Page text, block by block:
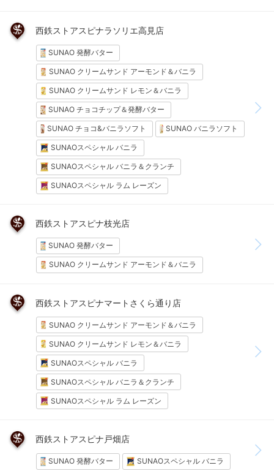
西鉄ストアスピナラソリエ高見店
SUNAO 発酵バター
SUNAO クリームサンド アーモンド＆バニラ
SUNAO クリームサンド レモン＆バニラ
SUNAO チョコチップ＆発酵バター
SUNAO チョコ&バニラソフト SUNAO バニラソフト
SUNAOスペシャル バニラ
SUNAOスペシャル バニラ＆クランチ
SUNAOスペシャル ラム レーズン
西鉄ストアスピナ枝光店
SUNAO 発酵バター
SUNAO クリームサンド アーモンド＆バニラ
西鉄ストアスピナマートさくら通り店
SUNAO クリームサンド アーモンド＆バニラ
SUNAO クリームサンド レモン＆バニラ
SUNAOスペシャル バニラ
SUNAOスペシャル バニラ＆クランチ
SUNAOスペシャル ラム レーズン
西鉄ストアスピナ戸畑店
SUNAO 発酵バター SUNAOスペシャル バニラ